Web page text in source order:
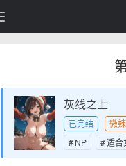
灰线之上
已完结
微
NP
适合